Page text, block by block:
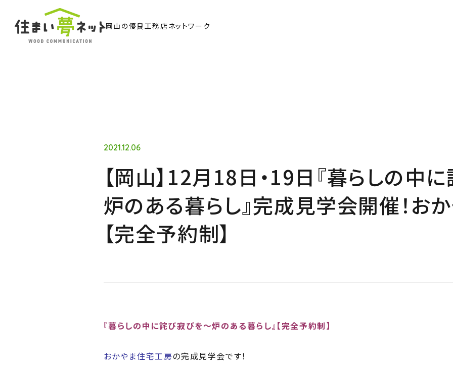
岡山の優良工務店ネットワーク
Concept
ウッド・コミュ二ケーション
Philosophy
私たちの目指す家づくり
Members
家の
2021.12.06
【岡山】12月18日・19日『暮らしの中
炉のある暮らし』完成見学会開催！お
【完全予約制】
『暮らしの中に詫び寂びを～炉のある暮らし』【完全予約制】
おかやま住宅工房の完成見学会です！